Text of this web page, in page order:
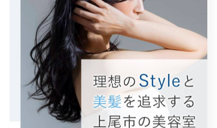
#ハイライト
カテゴリー Categories
全てのカテゴリー
カット
カラー